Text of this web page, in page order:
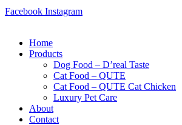
Facebook Instagram
Home
Products
Dog Food – D’real Taste
Cat Food – QUTE
Cat Food – QUTE Cat Chicken
Luxury Pet Care
About
Contact